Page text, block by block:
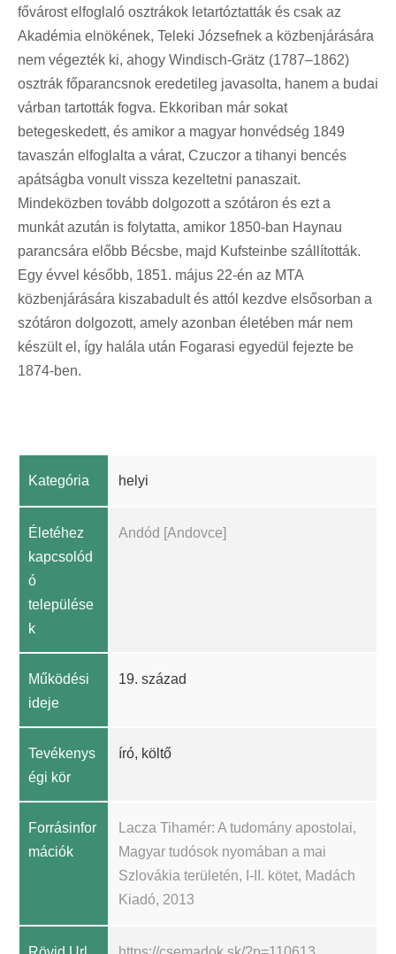
fővárost elfoglaló osztrákok letartóztatták és csak az
Akadémia elnökének, Teleki Józsefnek a közbenjárására
nem végezték ki, ahogy Windisch-Grätz (1787–1862)
osztrák főparancsnok eredetileg javasolta, hanem a budai
várban tartották fogva. Ekkoriban már sokat
betegeskedett, és amikor a magyar honvédség 1849
tavaszán elfoglalta a várat, Czuczor a tihanyi bencés
apátságba vonult vissza kezeltetni panaszait.
Mindeközben tovább dolgozott a szótáron és ezt a
munkát azután is folytatta, amikor 1850-ban Haynau
parancsára előbb Bécsbe, majd Kufsteinbe szállították.
Egy évvel később, 1851. május 22-én az MTA
közbenjárására kiszabadult és attól kezdve elsősorban a
szótáron dolgozott, amely azonban életében már nem
készült el, így halála után Fogarasi egyedül fejezte be
1874-ben.
Kategória helyi
Életéhez
kapcsolód
ó
települése
k
Andód [Andovce]
Működési
ideje
19. század
Tevékenys
égi kör
író, költő
Forrásinfor
mációk
Lacza Tihamér: A tudomány apostolai,
Magyar tudósok nyomában a mai
Szlovákia területén, I-II. kötet, Madách
Kiadó, 2013